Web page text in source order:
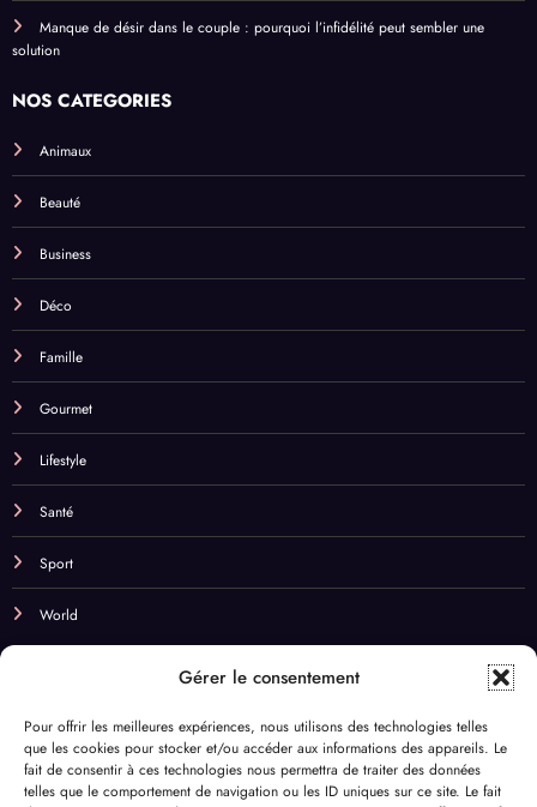
Gérer le consentement
Pour offrir les meilleures expériences, nous utilisons des technologies telles
que les cookies pour stocker et/ou accéder aux informations des appareils. Le
fait de consentir à ces technologies nous permettra de traiter des données
telles que le comportement de navigation ou les ID uniques sur ce site. Le fait
Manque de désir dans le couple : pourquoi l’infidélité peut sembler une
solution
NOS CATEGORIES
Animaux
Beauté
Business
Déco
Famille
Gourmet
Lifestyle
Santé
Sport
World
Champagne & Vin Chill comparateur de fleurs Couple
Cuisine DYI Déco Eco-responsable Enfants